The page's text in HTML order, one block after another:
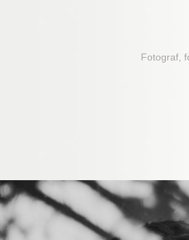
Fotograf,